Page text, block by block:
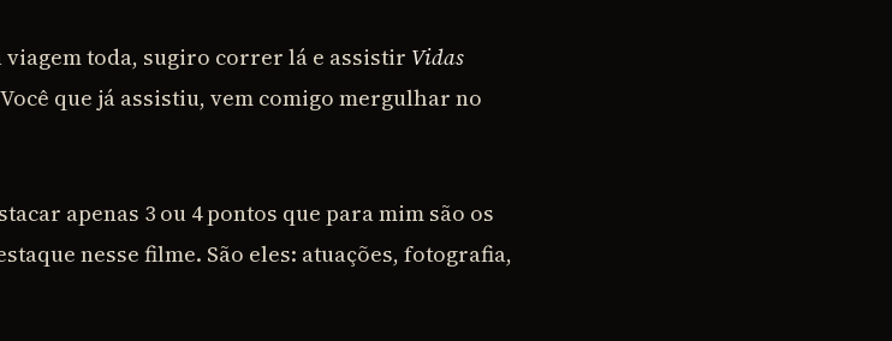
viagem toda, sugiro correr lá e assistir Vidas
que já assistiu, vem comigo mergulhar no
apenas 3 ou 4 pontos que para mim são os
nesse filme. São eles: atuações, fotografia,